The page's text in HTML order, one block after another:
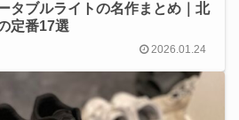
タブルライトの名作まとめ｜北
定番17選
2026.01.24